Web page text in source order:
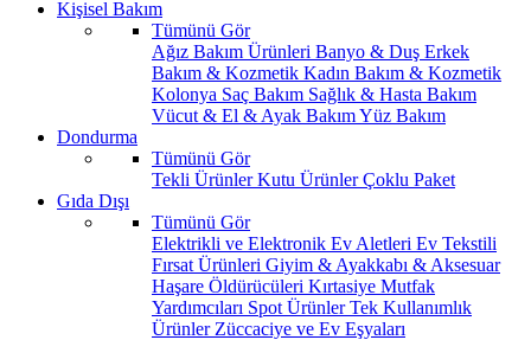
Kişisel Bakım
Tümünü Gör
Ağız Bakım Ürünleri Banyo & Duş Erkek
Bakım & Kozmetik Kadın Bakım & Kozmetik
Kolonya Saç Bakım Sağlık & Hasta Bakım
Vücut & El & Ayak BakımYüz Bakım
Dondurma
Tümünü Gör
Tekli ÜrünlerKutu ÜrünlerÇoklu Paket
Gıda Dışı
Tümünü Gör
Elektrikli ve Elektronik Ev Aletleri Ev Tekstili
Fırsat Ürünleri Giyim & Ayakkabı & Aksesuar
Haşare Öldürücüleri Kırtasiye Mutfak
Yardımcıları Spot ÜrünlerTek Kullanımlık
Ürünler Züccaciye ve Ev Eşyaları